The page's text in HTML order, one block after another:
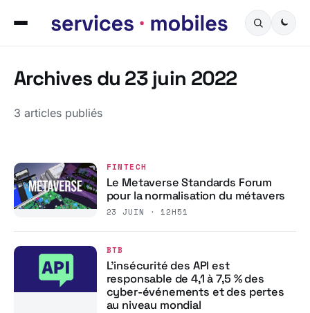
Archives du 23 juin 2022
3 articles publiés
FINTECH
Le Metaverse Standards Forum
pour la normalisation du métavers
23 JUIN · 12H51
BTB
L’insécurité des API est
responsable de 4,1 à 7,5 % des
cyber-événements et des pertes
au niveau mondial